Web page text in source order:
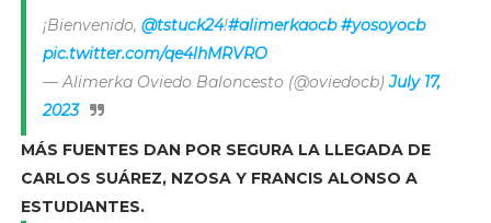
¡Bienvenido, @tstuck24!#alimerkaocb #yosoyocb
pic.twitter.com/qe4lhMRVRO
— Alimerka Oviedo Baloncesto (@oviedocb)July 17,
2023
MÁS FUENTES DAN POR SEGURA LA LLEGADA DE
CARLOS SUÁREZ, NZOSA Y FRANCIS ALONSO A
ESTUDIANTES.